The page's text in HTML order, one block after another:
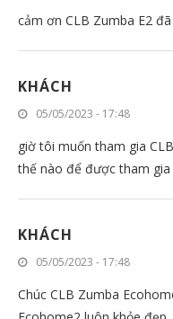
cảm ơn CLB Zumba E2
KHÁCH
05/05/2023 - 17:48
giờ tôi muốn tham gia
thế nào để được tham
KHÁCH
05/05/2023 - 17:48
Chúc CLB Zumba